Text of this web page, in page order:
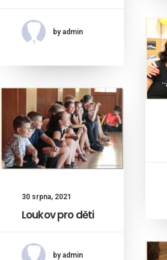
by admin
30 srpna, 2021
Loukov pro děti
by admin